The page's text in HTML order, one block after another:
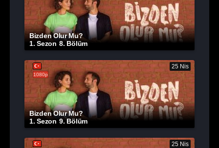
Bizden Olur Mu?
1. Sezon 8. Bölüm
1080p
25 Nis
Bizden Olur Mu?
1. Sezon 9. Bölüm
25 Nis